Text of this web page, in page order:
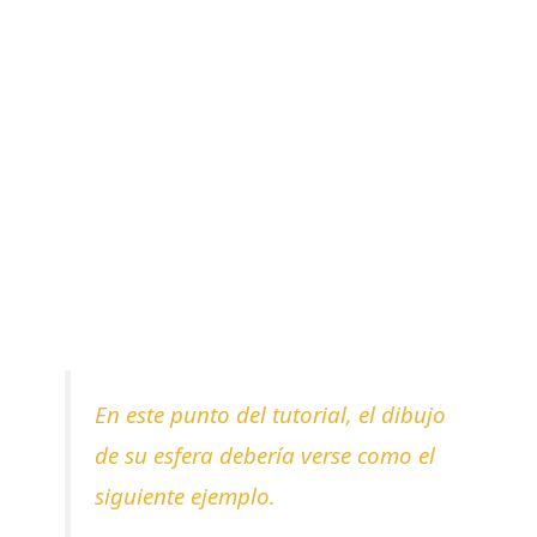
En este punto del tutorial, el dibujo
de su esfera debería verse como el
siguiente ejemplo.